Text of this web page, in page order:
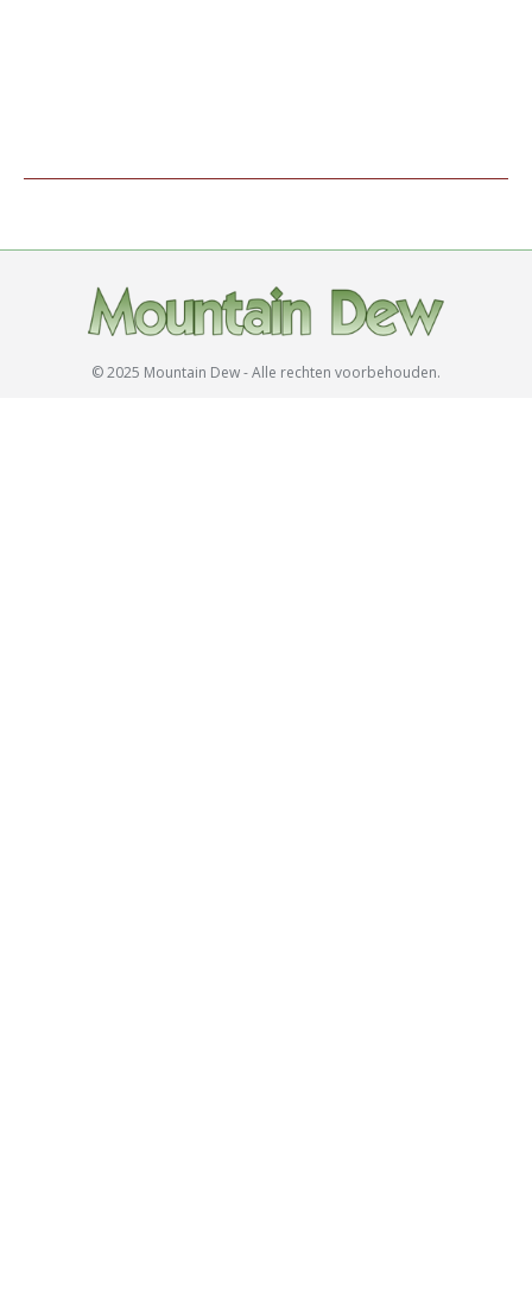
© 2025 Mountain Dew - Alle rechten voorbehouden.